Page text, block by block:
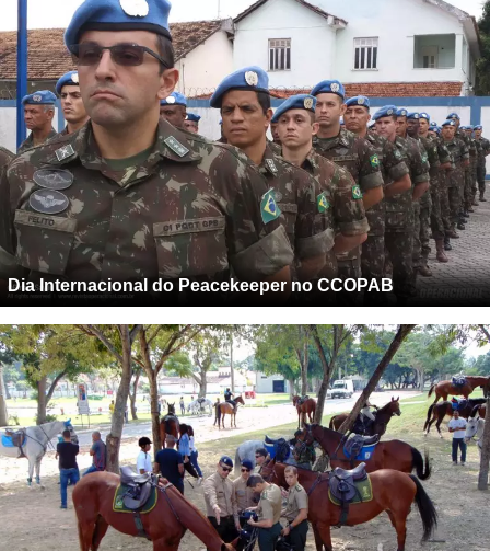
Dia Internacional do Peacekeeper no CCOPAB